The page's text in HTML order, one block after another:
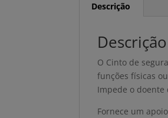
Descrição
Descrição
O Cinto de
funções físicas
Impede o
Fornece um